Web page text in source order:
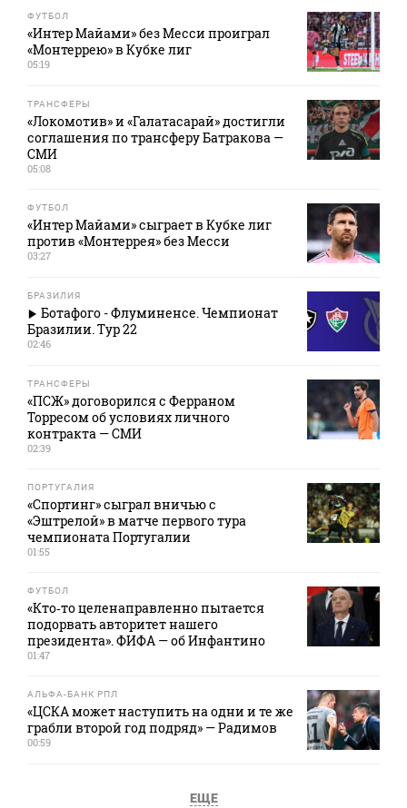
ФУТБОЛ
«Интер Майами» без Месси проиграл
«Монтеррею» в Кубке лиг
05:19
ТРАНСФЕРЫ
«Локомотив» и «Галатасарай» достигли
соглашения по трансферу Батракова —
СМИ
05:08
ФУТБОЛ
«Интер Майами» сыграет в Кубке лиг
против «Монтеррея» без Месси
03:27
БРАЗИЛИЯ
Ботафого - Флуминенсе. Чемпионат
Бразилии. Тур 22
02:46
ТРАНСФЕРЫ
«ПСЖ» договорился с Ферраном
Торресом об условиях личного
контракта — СМИ
02:39
ПОРТУГАЛИЯ
«Спортинг» сыграл вничью с
«Эштрелой» в матче первого тура
чемпионата Португалии
01:55
ФУТБОЛ
«Кто‑то целенаправленно пытается
подорвать авторитет нашего
президента». ФИФА — об Инфантино
01:47
АЛЬФА-БАНК РПЛ
«ЦСКА может наступить на одни и те же
грабли второй год подряд» — Радимов
00:59
ЕЩЕ